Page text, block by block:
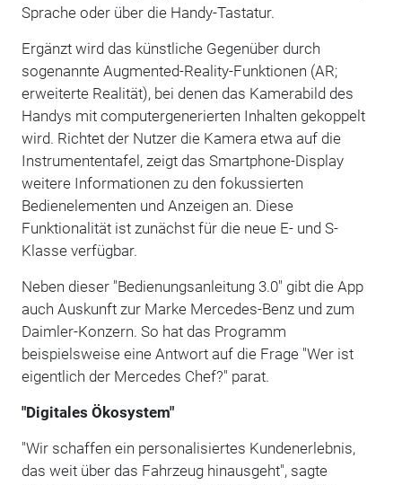
Sprache oder über die Handy-Tastatur.
Ergänzt wird das künstliche Gegenüber durch
sogenannte Augmented-Reality-Funktionen (AR;
erweiterte Realität), bei denen das Kamerabild des
Handys mit computergenerierten Inhalten gekoppelt
wird. Richtet der Nutzer die Kamera etwa auf die
Instrumententafel, zeigt das Smartphone-Display
weitere Informationen zu den fokussierten
Bedienelementen und Anzeigen an. Diese
Funktionalität ist zunächst für die neue E- und S-
Klasse verfügbar.
Neben dieser "Bedienungsanleitung 3.0" gibt die App
auch Auskunft zur Marke Mercedes-Benz und zum
Daimler-Konzern. So hat das Programm
beispielsweise eine Antwort auf die Frage "Wer ist
eigentlich der Mercedes Chef?" parat.
"Digitales Ökosystem"
"Wir schaffen ein personalisiertes Kundenerlebnis,
das weit über das Fahrzeug hinausgeht", sagte